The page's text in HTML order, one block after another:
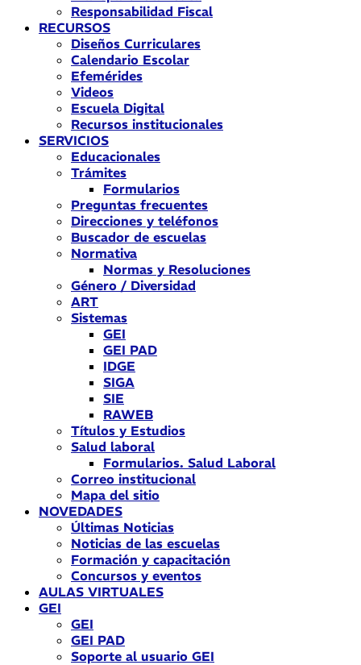
Responsabilidad Fiscal
RECURSOS
Diseños Curriculares
Calendario Escolar
Efemérides
Videos
Escuela Digital
Recursos institucionales
SERVICIOS
Educacionales
Trámites
Formularios
Preguntas frecuentes
Direcciones y teléfonos
Buscador de escuelas
Normativa
Normas y Resoluciones
Género / Diversidad
ART
Sistemas
GEI
GEI PAD
IDGE
SIGA
SIE
RAWEB
Títulos y Estudios
Salud laboral
Formularios. Salud Laboral
Correo institucional
Mapa del sitio
NOVEDADES
Últimas Noticias
Noticias de las escuelas
Formación y capacitación
Concursos y eventos
AULAS VIRTUALES
GEI
GEI
GEI PAD
Soporte al usuario GEI